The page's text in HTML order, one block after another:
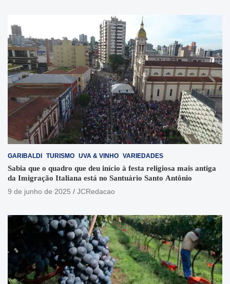
GARIBALDI TURISMO UVA & VINHO VARIEDADES
Sabia que o quadro que deu início à festa religiosa mais antiga
da Imigração Italiana está no Santuário Santo Antônio
9 de junho de 2025
JCRedacao